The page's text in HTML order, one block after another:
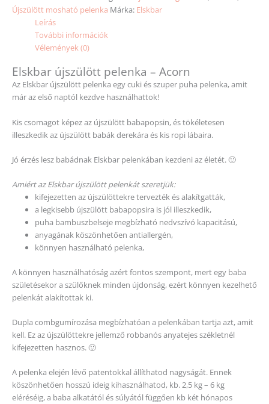
Újszülött mosható pelenka Márka: Elskbar
Leírás
További információk
Vélemények (0)
Elskbar újszülött pelenka – Acorn
Az Elskbar újszülött pelenka egy cuki és szuper puha pelenka, amit
már az első naptól kezdve használhattok!
Kis csomagot képez az újszülött babapopsin, és tökéletesen
illeszkedik az újszülött babák derekára és kis ropi lábaira.
Jó érzés lesz babádnak Elskbar pelenkában kezdeni az életét. 🙂
Amiért az Elskbar újszülött pelenkát szeretjük:
kifejezetten az újszülöttekre tervezték és alakítgatták,
a legkisebb újszülött babapopsira is jól illeszkedik,
puha bambuszbelseje megbízható nedvszívó kapacitású,
anyagának köszönhetően antiallergén,
könnyen használható pelenka,
A könnyen használhatóság azért fontos szempont, mert egy baba
születésekor a szülőknek minden újdonság, ezért könnyen kezelhető
pelenkát alakítottak ki.
Dupla combgumírozása megbízhatóan a pelenkában tartja azt, amit
kell. Ez az újszülöttekre jellemző robbanós anyatejes székletnél
kifejezetten hasznos. 🙂
A pelenka elején lévő patentokkal állíthatod nagyságát. Ennek
köszönhetően hosszú ideig kihasználhatod, kb. 2,5 kg – 6 kg
eléréséig, a baba alkatától és súlyától függően kb két hónapos